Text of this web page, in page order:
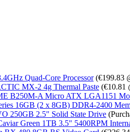
Quad-Core Processor(€199.83
MX-2 4g Thermal Paste (€10.81
B250M-A Micro ATX LGA1151
16GB (2 x 8GB) DDR4-2400
250GB 2.5" Solid State Drive
Green 1TB 3.5" 5400RPM